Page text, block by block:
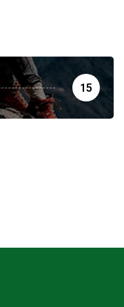
15